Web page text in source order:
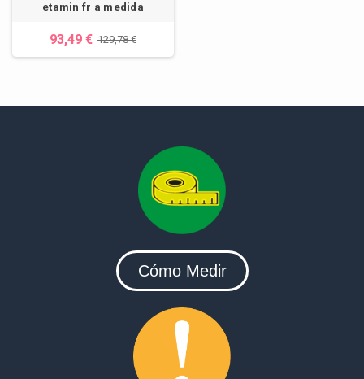
etamin fr a medida
93,49 € 129,78 €
Cómo Medir